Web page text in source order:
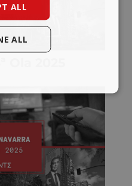
Ola 2025
ALL
ALL